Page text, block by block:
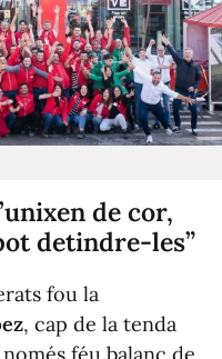
de cor,
detindre-les”
fou la
, cap de la tenda